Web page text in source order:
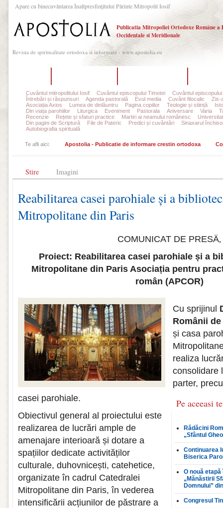
Apare cu binecuvântarea Înaltpresfinţitului Părinte Mitropolit Iosif
Publicatia Mitropoliei Ortodoxe Române a
Occidentale si Meridionale
Revista de spiritualitate ortodoxa si informare - www.apostolia.eu
Cuvântul mitropolitului Iosif Cuvântul episcopului Timotei
Cuvântul episcopului
Întrebări și răspunsuri
Agenda pastorală Evul media Cuvânt filocalic
Zis-
Asociația Axios
Lumea de dinlăuntru Pagina copiilor Teologie și stiință
Din viața parohiilor
Liturgica Eveniment Pastorala Aniversare Varia
Recenzie
Rețete și sfaturi practice Martiri ai neamului românesc
Din pagini de Scriptură
File de Pateric Predici și cuvântări
Sinaxarul
Autobiografia spirituală
Te afli aici: Apostolia - Publicatie de informare crestin ortodoxa
Stire Imagini
Reabilitarea casei parohiale și a
Mitropolitane din Paris
COMUNICAT DE PRESÄ‚
Proiect: Reabilitarea casei parohiale și a
Mitropolitane din Paris Asociația pentru
român (APCOR)
Pe aceeasi
Rădăcini
„Sfântul
Continuarea
Biserica
O nouă
„Mănăstirii
Domnului”
Congresul
Cu sprijinul
Românii
și casa
realiza
consolidare
parter,
casei parohiale.
Obiectivul general al proiectului este
realizarea de lucrări ample de
amenajare interioară și dotare a
spațiilor dedicate activităților
culturale, duhovnicești, catehetice,
organizate în cadrul Catedralei
Mitropolitane din Paris, în vederea
intensificării acțiunilor de păstrare a